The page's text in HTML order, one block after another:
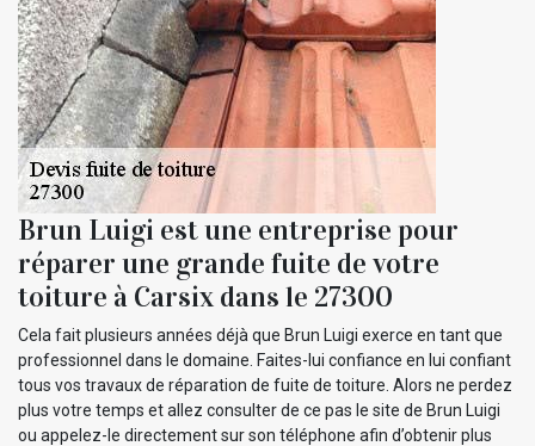
Brun Luigi est une entreprise pour
réparer une grande fuite de votre
toiture à Carsix dans le 27300
Cela fait plusieurs années déjà que Brun Luigi exerce en tant que
professionnel dans le domaine. Faites-lui confiance en lui confiant
tous vos travaux de réparation de fuite de toiture. Alors ne perdez
plus votre temps et allez consulter de ce pas le site de Brun Luigi
ou appelez-le directement sur son téléphone afin d’obtenir plus